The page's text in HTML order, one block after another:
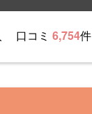
口コミ 6,754件